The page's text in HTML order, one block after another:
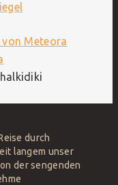
Meteora
durch
langem unser
der sengenden